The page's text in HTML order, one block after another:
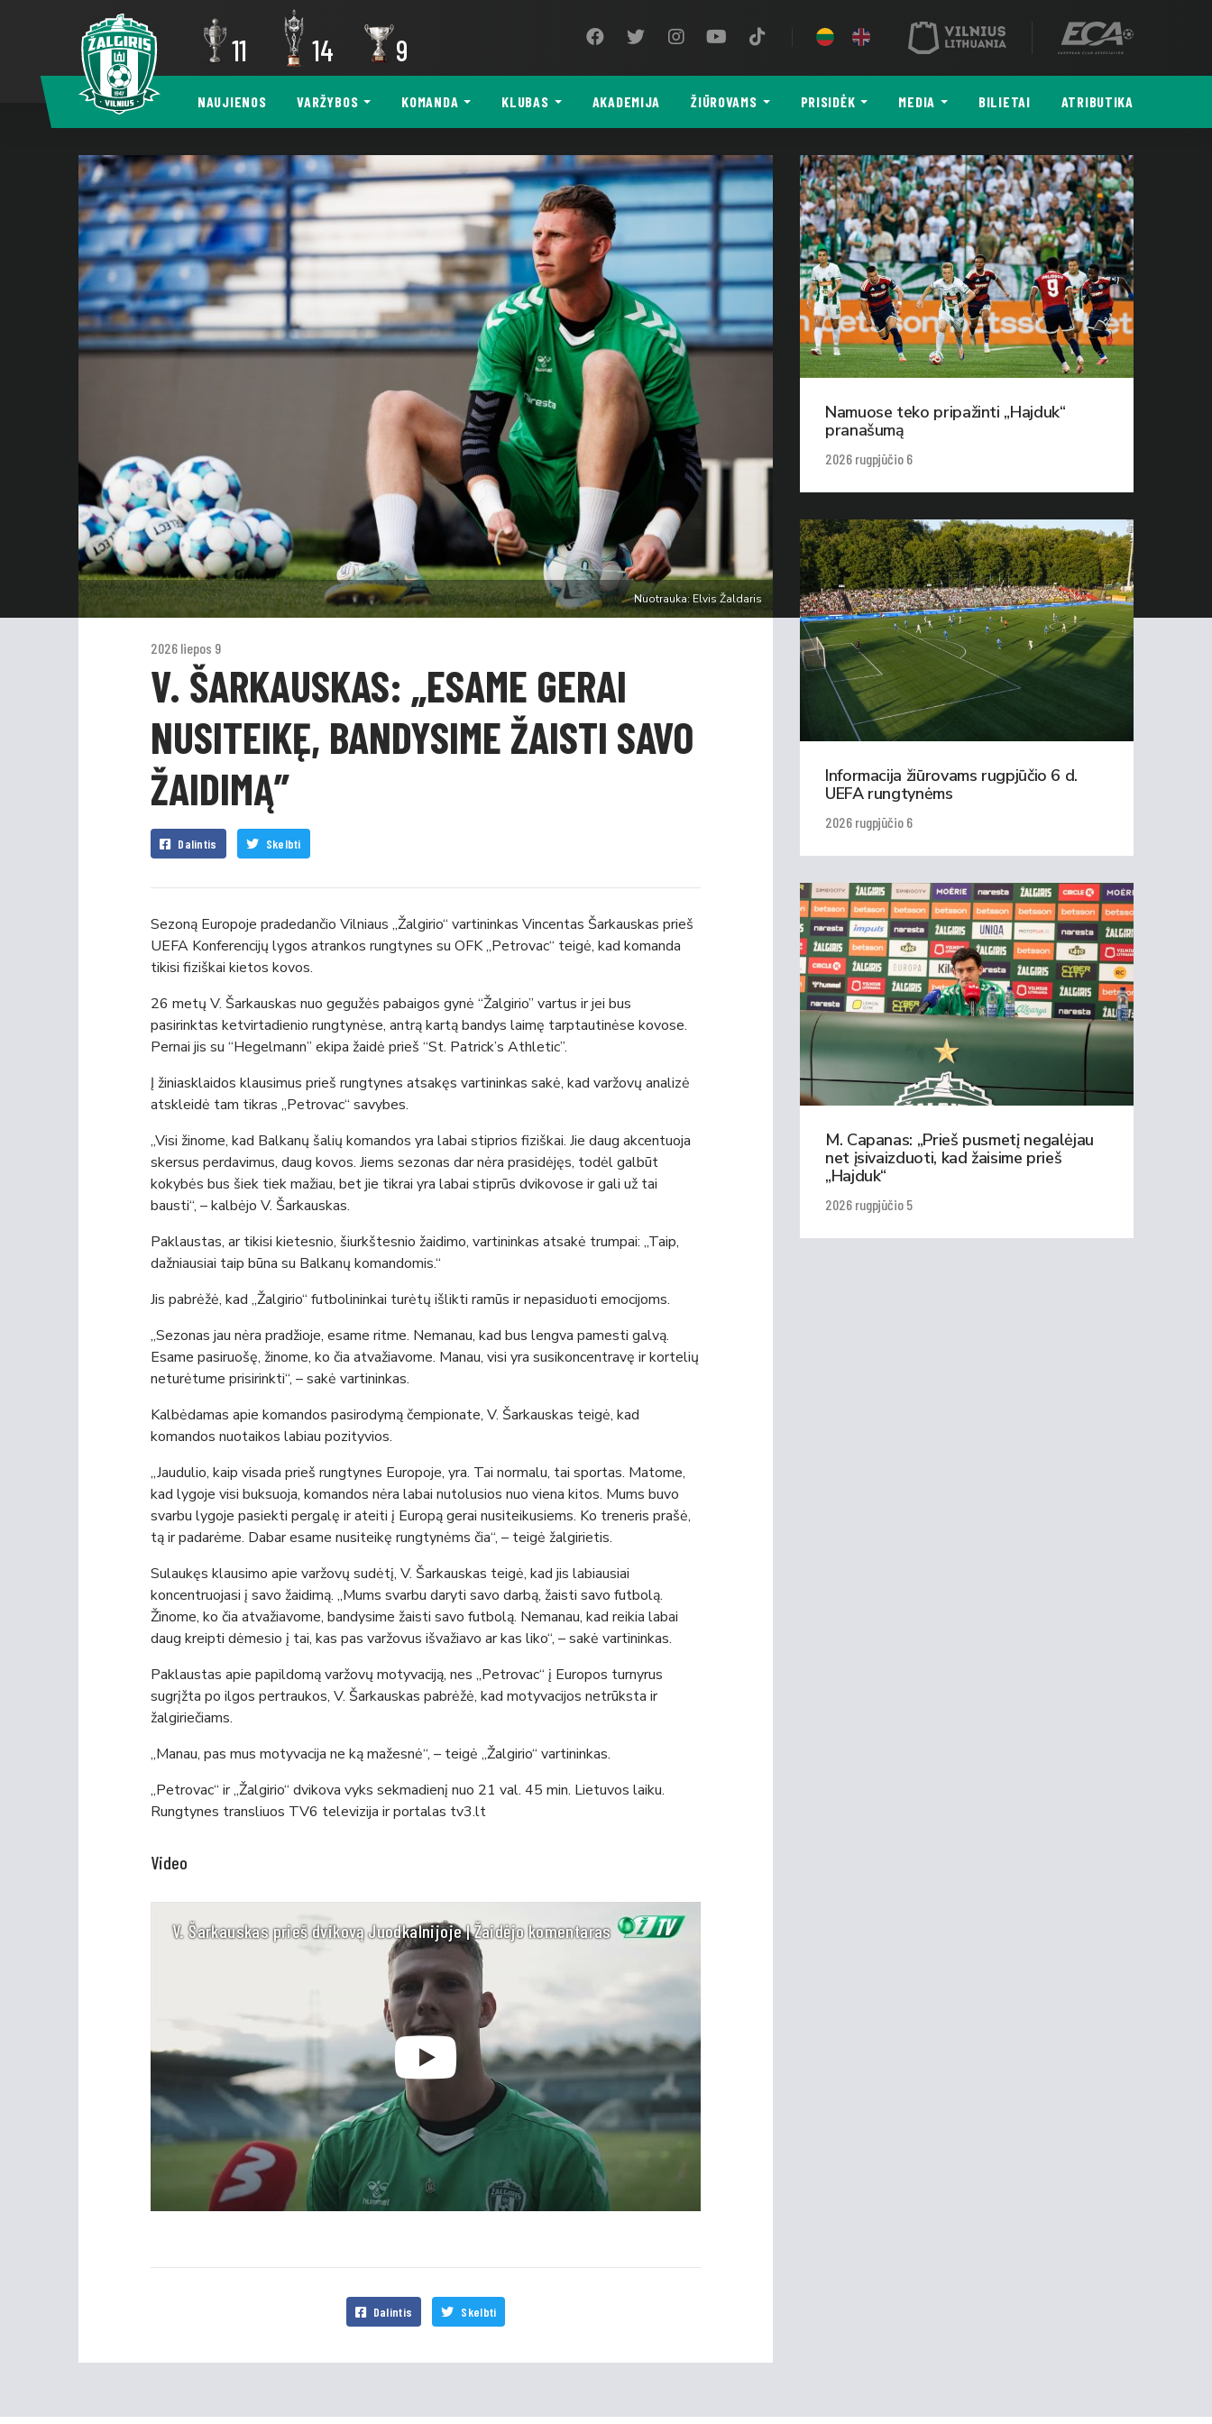
11 14 9
NAUJIENOS VARŽYBOS KOMANDA KLUBAS AKADEMIJA ŽIŪROVAMS PRISIDĖK MEDIA BILIETAI ATRIBUTIKA
Nuotrauka: Elvis Žaldaris
2026 liepos 9
V. ŠARKAUSKAS: „ESAME GERAI
NUSITEIKĘ, BANDYSIME ŽAISTI SAVO
ŽAIDIMĄ”
Dalintis Skelbti
Sezoną Europoje pradedančio Vilniaus „Žalgirio“ vartininkas Vincentas Šarkauskas prieš
UEFA Konferencijų lygos atrankos rungtynes su OFK „Petrovac“ teigė, kad komanda
tikisi fiziškai kietos kovos.
26 metų V. Šarkauskas nuo gegužės pabaigos gynė “Žalgirio” vartus ir jei bus
pasirinktas ketvirtadienio rungtynėse, antrą kartą bandys laimę tarptautinėse kovose.
Pernai jis su “Hegelmann” ekipa žaidė prieš “St. Patrick’s Athletic”.
Į žiniasklaidos klausimus prieš rungtynes atsakęs vartininkas sakė, kad varžovų analizė
atskleidė tam tikras „Petrovac“ savybes.
„Visi žinome, kad Balkanų šalių komandos yra labai stiprios fiziškai. Jie daug akcentuoja
skersus perdavimus, daug kovos. Jiems sezonas dar nėra prasidėjęs, todėl galbūt
kokybės bus šiek tiek mažiau, bet jie tikrai yra labai stiprūs dvikovose ir gali už tai
bausti“, – kalbėjo V. Šarkauskas.
Paklaustas, ar tikisi kietesnio, šiurkštesnio žaidimo, vartininkas atsakė trumpai: „Taip,
dažniausiai taip būna su Balkanų komandomis.“
Jis pabrėžė, kad „Žalgirio“ futbolininkai turėtų išlikti ramūs ir nepasiduoti emocijoms.
„Sezonas jau nėra pradžioje, esame ritme. Nemanau, kad bus lengva pamesti galvą.
Esame pasiruošę, žinome, ko čia atvažiavome. Manau, visi yra susikoncentravę ir kortelių
neturėtume prisirinkti“, – sakė vartininkas.
Kalbėdamas apie komandos pasirodymą čempionate, V. Šarkauskas teigė, kad
komandos nuotaikos labiau pozityvios.
„Jaudulio, kaip visada prieš rungtynes Europoje, yra. Tai normalu, tai sportas. Matome,
kad lygoje visi buksuoja, komandos nėra labai nutolusios nuo viena kitos. Mums buvo
svarbu lygoje pasiekti pergalę ir ateiti į Europą gerai nusiteikusiems. Ko treneris prašė,
tą ir padarėme. Dabar esame nusiteikę rungtynėms čia“, – teigė žalgirietis.
Sulaukęs klausimo apie varžovų sudėtį, V. Šarkauskas teigė, kad jis labiausiai
koncentruojasi į savo žaidimą. „Mums svarbu daryti savo darbą, žaisti savo futbolą.
Žinome, ko čia atvažiavome, bandysime žaisti savo futbolą. Nemanau, kad reikia labai
daug kreipti dėmesio į tai, kas pas varžovus išvažiavo ar kas liko“, – sakė vartininkas.
Paklaustas apie papildomą varžovų motyvaciją, nes „Petrovac“ į Europos turnyrus
sugrįžta po ilgos pertraukos, V. Šarkauskas pabrėžė, kad motyvacijos netrūksta ir
žalgiriečiams.
„Manau, pas mus motyvacija ne ką mažesnė“, – teigė „Žalgirio“ vartininkas.
„Petrovac“ ir „Žalgirio“ dvikova vyks sekmadienį nuo 21 val. 45 min. Lietuvos laiku.
Rungtynes transliuos TV6 televizija ir portalas tv3.lt
Video
V. Šarkauskas prieš dvikovą Juodkalnijoje | Žaidėjo komentaras
Dalintis Skelbti
Namuose teko pripažinti „Hajduk“
pranašumą
2026 rugpjūčio 6
Informacija žiūrovams rugpjūčio 6 d.
UEFA rungtynėms
2026 rugpjūčio 6
M. Capanas: „Prieš pusmetį negalėjau
net įsivaizduoti, kad žaisime prieš
„Hajduk“
2026 rugpjūčio 5